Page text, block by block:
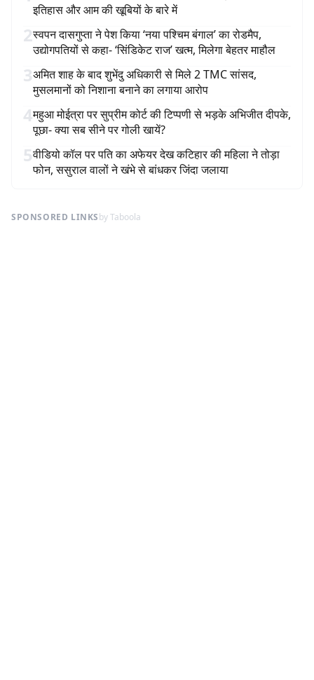
इतिहास और आम की खूबियों के बारे में
2स्वपन दासगुप्ता ने पेश किया ‘नया पश्चिम बंगाल’ का रोडमैप,
उद्योगपतियों से कहा- ‘सिंडिकेट राज’ खत्म, मिलेगा बेहतर माहौल
3अमित शाह के बाद शुभेंदु अधिकारी से मिले 2 TMC सांसद,
मुसलमानों को निशाना बनाने का लगाया आरोप
4महुआ मोईत्रा पर सुप्रीम कोर्ट की टिप्पणी से भड़के अभिजीत दीपके,
पूछा- क्या सब सीने पर गोली खायें?
5वीडियो कॉल पर पति का अफेयर देख कटिहार की महिला ने तोड़ा
फोन, ससुराल वालों ने खंभे से बांधकर जिंदा जलाया
SPONSORED LINKSby Taboola